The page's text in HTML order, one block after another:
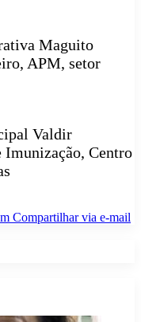
Maguito
APM, setor
Valdir
Centro
Compartilhar via e-mail